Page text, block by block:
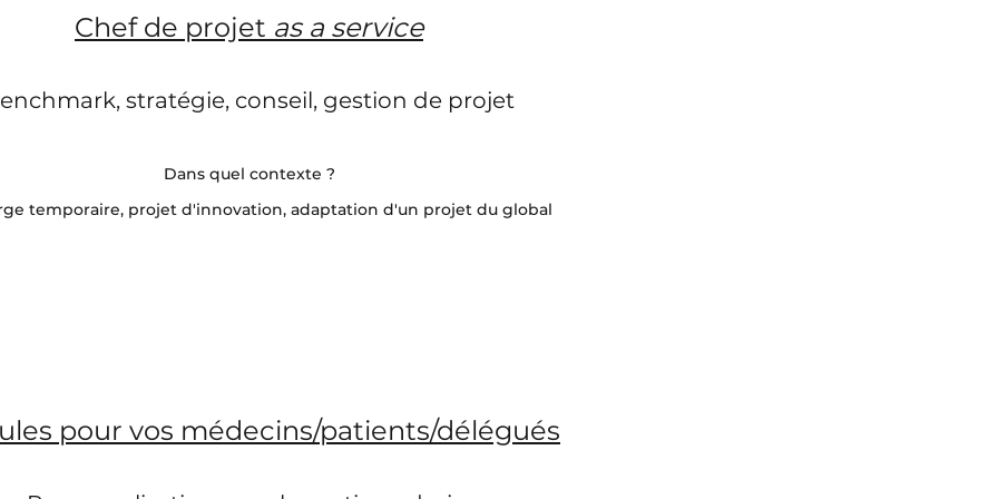
Chef de projet as a service
stratégie, conseil, gestion de projet
Dans quel contexte ?
temporaire, projet d'innovation, adaptation d'un projet du global
pour vos médecins/patients/délégués